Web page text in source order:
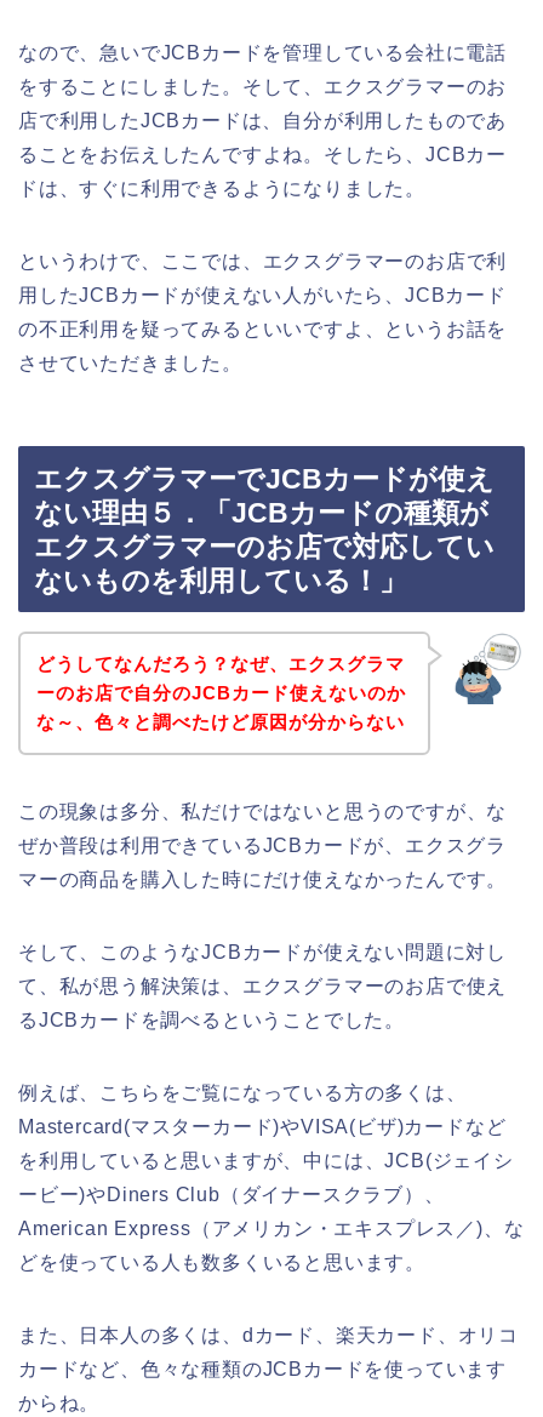
なので、急いでJCBカードを管理している会社に電話
をすることにしました。そして、エクスグラマーのお
店で利用したJCBカードは、自分が利用したものであ
ることをお伝えしたんですよね。そしたら、JCBカー
ドは、すぐに利用できるようになりました。
というわけで、ここでは、エクスグラマーのお店で利
用したJCBカードが使えない人がいたら、JCBカード
の不正利用を疑ってみるといいですよ、というお話を
させていただきました。
エクスグラマーでJCBカードが使え
ない理由５．「JCBカードの種類が
エクスグラマーのお店で対応してい
ないものを利用している！」
どうしてなんだろう？なぜ、エクスグラマ
ーのお店で自分のJCBカード使えないのか
な～、色々と調べたけど原因が分からない
この現象は多分、私だけではないと思うのですが、な
ぜか普段は利用できているJCBカードが、エクスグラ
マーの商品を購入した時にだけ使えなかったんです。
そして、このようなJCBカードが使えない問題に対し
て、私が思う解決策は、エクスグラマーのお店で使え
るJCBカードを調べるということでした。
例えば、こちらをご覧になっている方の多くは、
Mastercard(マスターカード)やVISA(ビザ)カードなど
を利用していると思いますが、中には、JCB(ジェイシ
ービー)やDiners Club（ダイナースクラブ）、
American Express（アメリカン・エキスプレス／)、な
どを使っている人も数多くいると思います。
また、日本人の多くは、dカード、楽天カード、オリコ
カードなど、色々な種類のJCBカードを使っています
からね。